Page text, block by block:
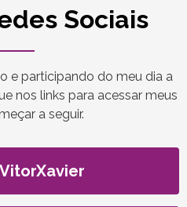
Sociais
e participando do meu dia a
nos links para acessar meus
a seguir.